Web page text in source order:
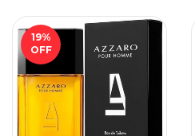
19%
OFF